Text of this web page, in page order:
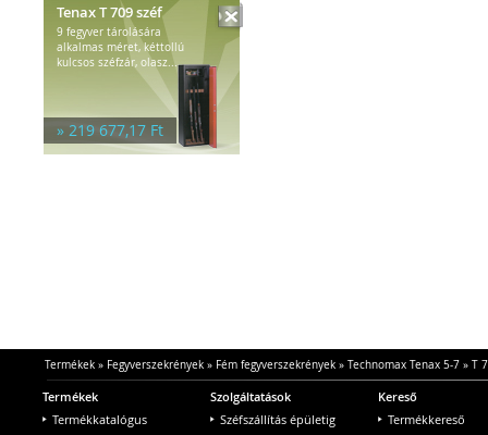
Tenax T 709 széf
9 fegyver tárolására
alkalmas méret, kéttollú
kulcsos széfzár, olasz...
» 219 677,17 Ft
Termékek» Fegyverszekrények» Fém fegyverszekrények» Technomax Tenax 5-7» T
Termékek
Termékkatalógus
Szolgáltatások
Széfszállítás épületig
Kereső
Termékkereső